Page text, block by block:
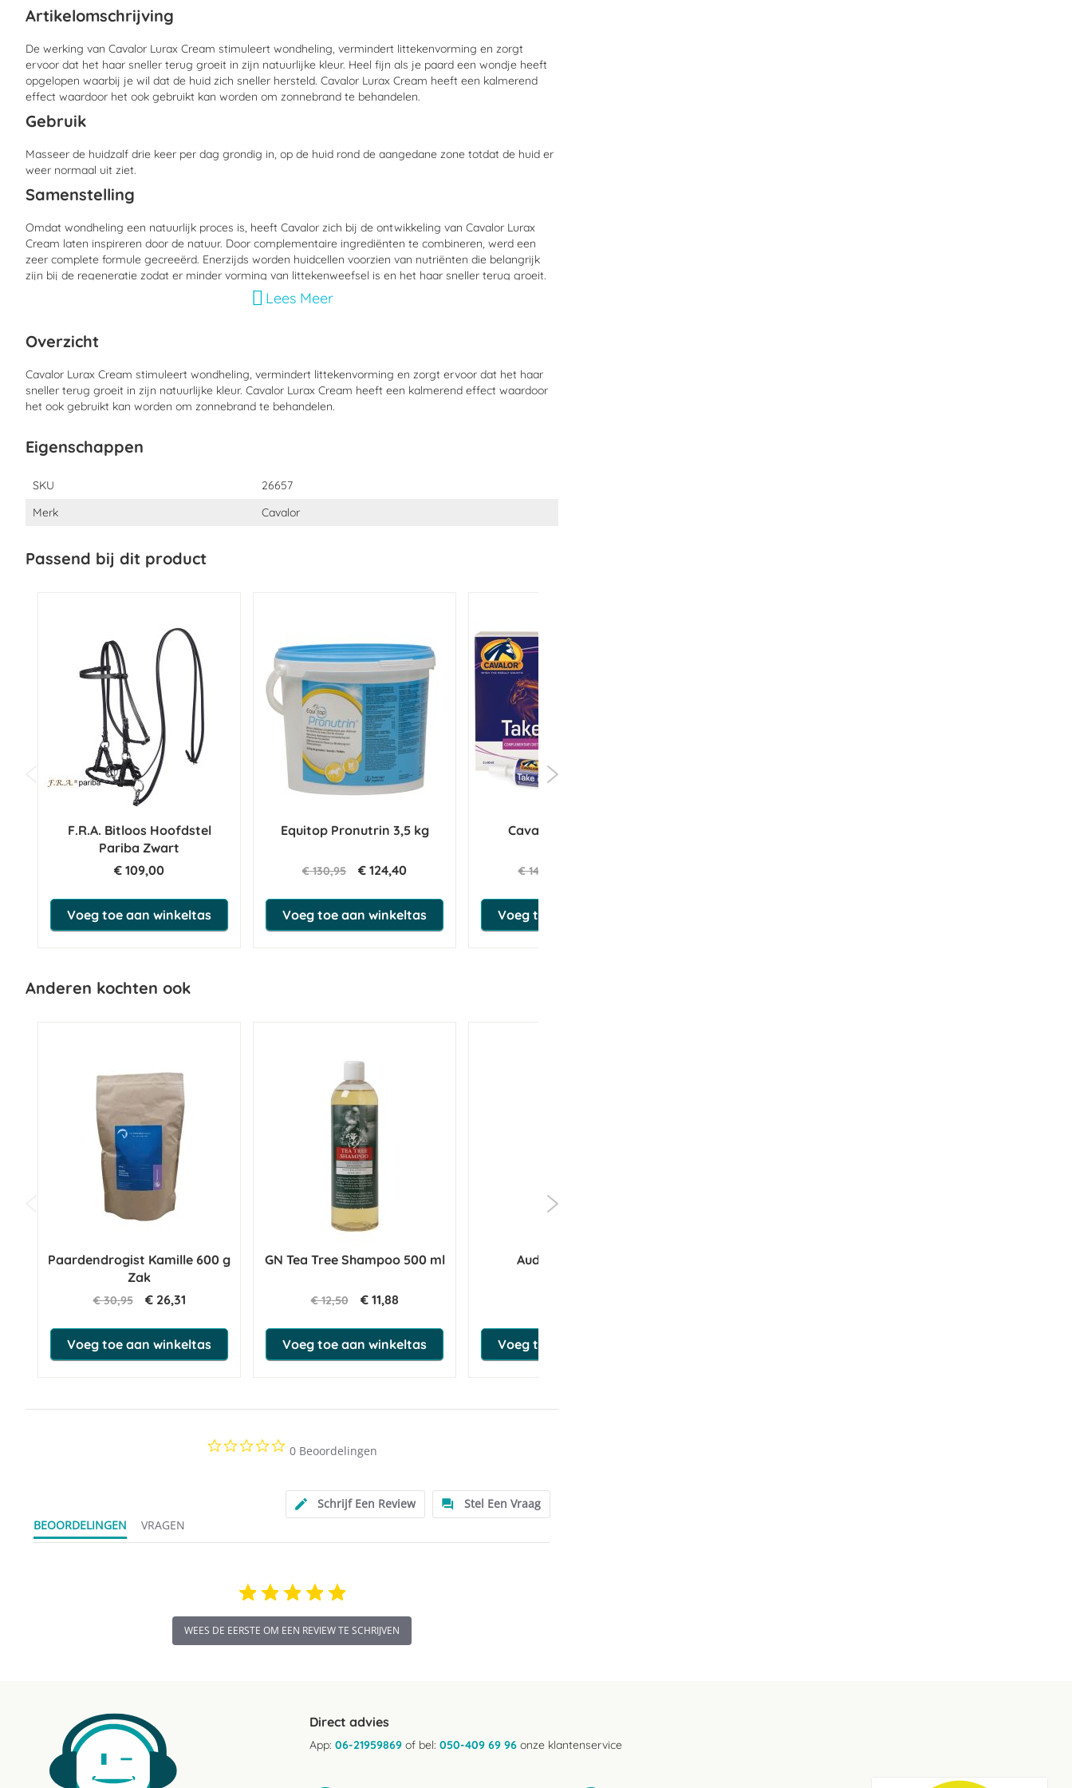
van
afbeeldingen-
gallerij
Artikelomschrijving
De werking van Cavalor Lurax Cream stimuleert wondheling, vermindert littekenvorming en zorgt
ervoor dat het haar sneller terug groeit in zijn natuurlijke kleur. Heel fijn als je paard een wondje heeft
opgelopen waarbij je wil dat de huid zich sneller hersteld. Cavalor Lurax Cream heeft een kalmerend
effect waardoor het ook gebruikt kan worden om zonnebrand te behandelen.
Gebruik
Masseer de huidzalf drie keer per dag grondig in, op de huid rond de aangedane zone totdat de huid er
weer normaal uit ziet.
Samenstelling
Omdat wondheling een natuurlijk proces is, heeft Cavalor zich bij de ontwikkeling van Cavalor Lurax
Cream laten inspireren door de natuur. Door complementaire ingrediënten te combineren, werd een
zeer complete formule gecreeërd. Enerzijds worden huidcellen voorzien van nutriënten die belangrijk
zijn bij de regeneratie zodat er minder vorming van littekenweefsel is en het haar sneller terug groeit.
Anderzijds worden door de koelende en kalmerende werking irritaties tegengegaan waardoor de wond
rustig kan genezen. Bovendien is het risico op ontstekingen kleiner aangezien Cavalor Lurax Cream
Lees Meer
Overzicht
Cavalor Lurax Cream stimuleert wondheling, vermindert littekenvorming en zorgt ervoor dat het haar
sneller terug groeit in zijn natuurlijke kleur. Cavalor Lurax Cream heeft een kalmerend effect waardoor
het ook gebruikt kan worden om zonnebrand te behandelen.
Eigenschappen
Eigenschappen
SKU
26657
Merk
Cavalor
Passend bij dit product
F.R.A. Bitloos Hoofdstel
Pariba Zwart
€ 109,00
Voeg toe aan winkeltas
Equitop Pronutrin 3,5 kg
€ 130,95 € 124,40
Voeg toe aan winkeltas
Cavalor Take It Easy
€ 143,50
Voeg toe aan winkeltas
Anderen kochten ook
Paardendrogist Kamille 600 g
Zak
€ 30,95 € 26,31
Voeg toe aan winkeltas
GN Tea Tree Shampoo 500 ml
€ 12,50 € 11,88
Voeg toe aan winkeltas
Audevard Zzen 1L
Voeg toe aan winkeltas
0.0
star
0 Beoordelingen
Schrijf Een Review
Stel Een Vraag
BEOORDELINGEN
VRAGEN
WEES DE EERSTE OM EEN REVIEW TE SCHRIJVEN
Direct advies
App: 06-21959869 of bel: 050-409 69 96 onze klantenservice